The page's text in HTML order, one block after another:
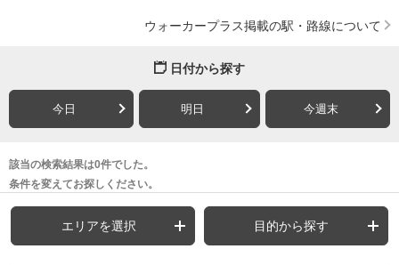
ウォーカープラス掲載の駅・路線について
日付から探す
今日 明日 今週末
該当の検索結果は0件でした。
条件を変えてお探しください。
エリアを選択 目的から探す